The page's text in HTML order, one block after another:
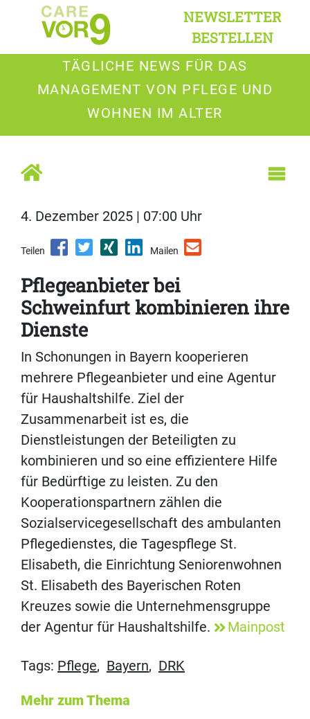
NEWSLETTER
BESTELLEN
TÄGLICHE NEWS FÜR DAS
MANAGEMENT VON PFLEGE UND
WOHNEN IM ALTER
4. Dezember 2025 | 07:00 Uhr
Teilen Mailen
Pflegeanbieter bei
Schweinfurt kombinieren ihre
Dienste
In Schonungen in Bayern kooperieren
mehrere Pflegeanbieter und eine Agentur
für Haushaltshilfe. Ziel der
Zusammenarbeit ist es, die
Dienstleistungen der Beteiligten zu
kombinieren und so eine effizientere Hilfe
für Bedürftige zu leisten. Zu den
Kooperationspartnern zählen die
Sozialservicegesellschaft des ambulanten
Pflegedienstes, die Tagespflege St.
Elisabeth, die Einrichtung Seniorenwohnen
St. Elisabeth des Bayerischen Roten
Kreuzes sowie die Unternehmensgruppe
der Agentur für Haushaltshilfe.
Mainpost
Tags: Pflege, Bayern, DRK
Mehr zum Thema